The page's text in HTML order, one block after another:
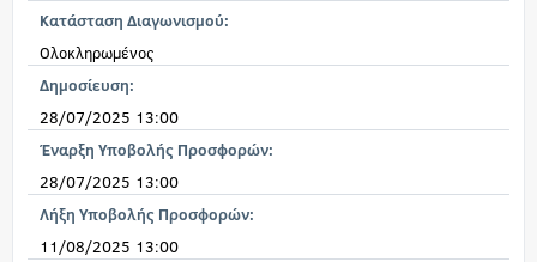
Κατάσταση Διαγωνισμού:
Ολοκληρωμένος
Δημοσίευση:
28/07/2025 13:00
Έναρξη Υποβολής Προσφορών:
28/07/2025 13:00
Λήξη Υποβολής Προσφορών:
11/08/2025 13:00